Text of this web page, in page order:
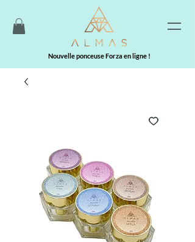
Nouvelle ponceuse Forza en ligne !